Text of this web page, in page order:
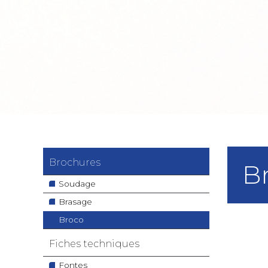
Navigation
principale
Brochures
Soudage
Brasage
Broco
Fiches techniques
Fontes